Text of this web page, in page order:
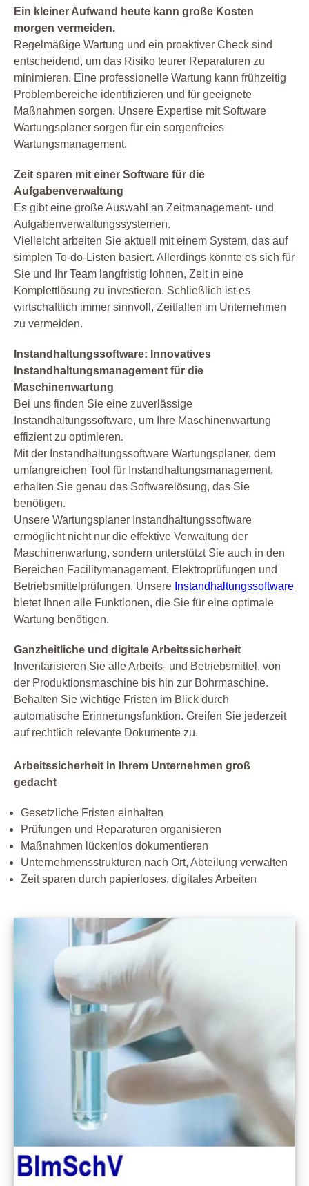
Ein kleiner Aufwand heute kann große Kosten
morgen vermeiden.
Regelmäßige Wartung und ein proaktiver Check sind
entscheidend, um das Risiko teurer Reparaturen zu
minimieren. Eine professionelle Wartung kann frühzeitig
Problembereiche identifizieren und für geeignete
Maßnahmen sorgen. Unsere Expertise mit Software
Wartungsplaner sorgen für ein sorgenfreies
Wartungsmanagement.
Zeit sparen mit einer Software für die
Aufgabenverwaltung
Es gibt eine große Auswahl an Zeitmanagement- und
Aufgabenverwaltungssystemen.
Vielleicht arbeiten Sie aktuell mit einem System, das auf
simplen To-do-Listen basiert. Allerdings könnte es sich für
Sie und Ihr Team langfristig lohnen, Zeit in eine
Komplettlösung zu investieren. Schließlich ist es
wirtschaftlich immer sinnvoll, Zeitfallen im Unternehmen
zu vermeiden.
Instandhaltungssoftware: Innovatives
Instandhaltungsmanagement für die
Maschinenwartung
Bei uns finden Sie eine zuverlässige
Instandhaltungssoftware, um Ihre Maschinenwartung
effizient zu optimieren.
Mit der Instandhaltungssoftware Wartungsplaner, dem
umfangreichen Tool für Instandhaltungsmanagement,
erhalten Sie genau das Softwarelösung, das Sie
benötigen.
Unsere Wartungsplaner Instandhaltungssoftware
ermöglicht nicht nur die effektive Verwaltung der
Maschinenwartung, sondern unterstützt Sie auch in den
Bereichen Facilitymanagement, Elektroprüfungen und
Betriebsmittelprüfungen. Unsere Instandhaltungssoftware
bietet Ihnen alle Funktionen, die Sie für eine optimale
Wartung benötigen.
Ganzheitliche und digitale Arbeitssicherheit
Inventarisieren Sie alle Arbeits- und Betriebsmittel, von
der Produktionsmaschine bis hin zur Bohrmaschine.
Behalten Sie wichtige Fristen im Blick durch
automatische Erinnerungsfunktion. Greifen Sie jederzeit
auf rechtlich relevante Dokumente zu.
Arbeitssicherheit in Ihrem Unternehmen groß
gedacht
Gesetzliche Fristen einhalten
Prüfungen und Reparaturen organisieren
Maßnahmen lückenlos dokumentieren
Unternehmensstrukturen nach Ort, Abteilung verwalten
Zeit sparen durch papierloses, digitales Arbeiten